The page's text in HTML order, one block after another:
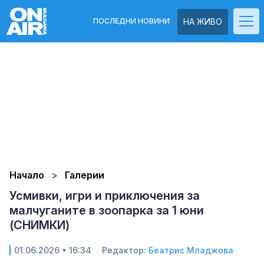
НА ЖИВО
ПОСЛЕДНИ НОВИНИ
Начало Галерии
Усмивки, игри и приключения за
малчуганите в зоопарка за 1 юни
(СНИМКИ)
01.06.2026 • 16:34 Редактор: Беатрис Младжова